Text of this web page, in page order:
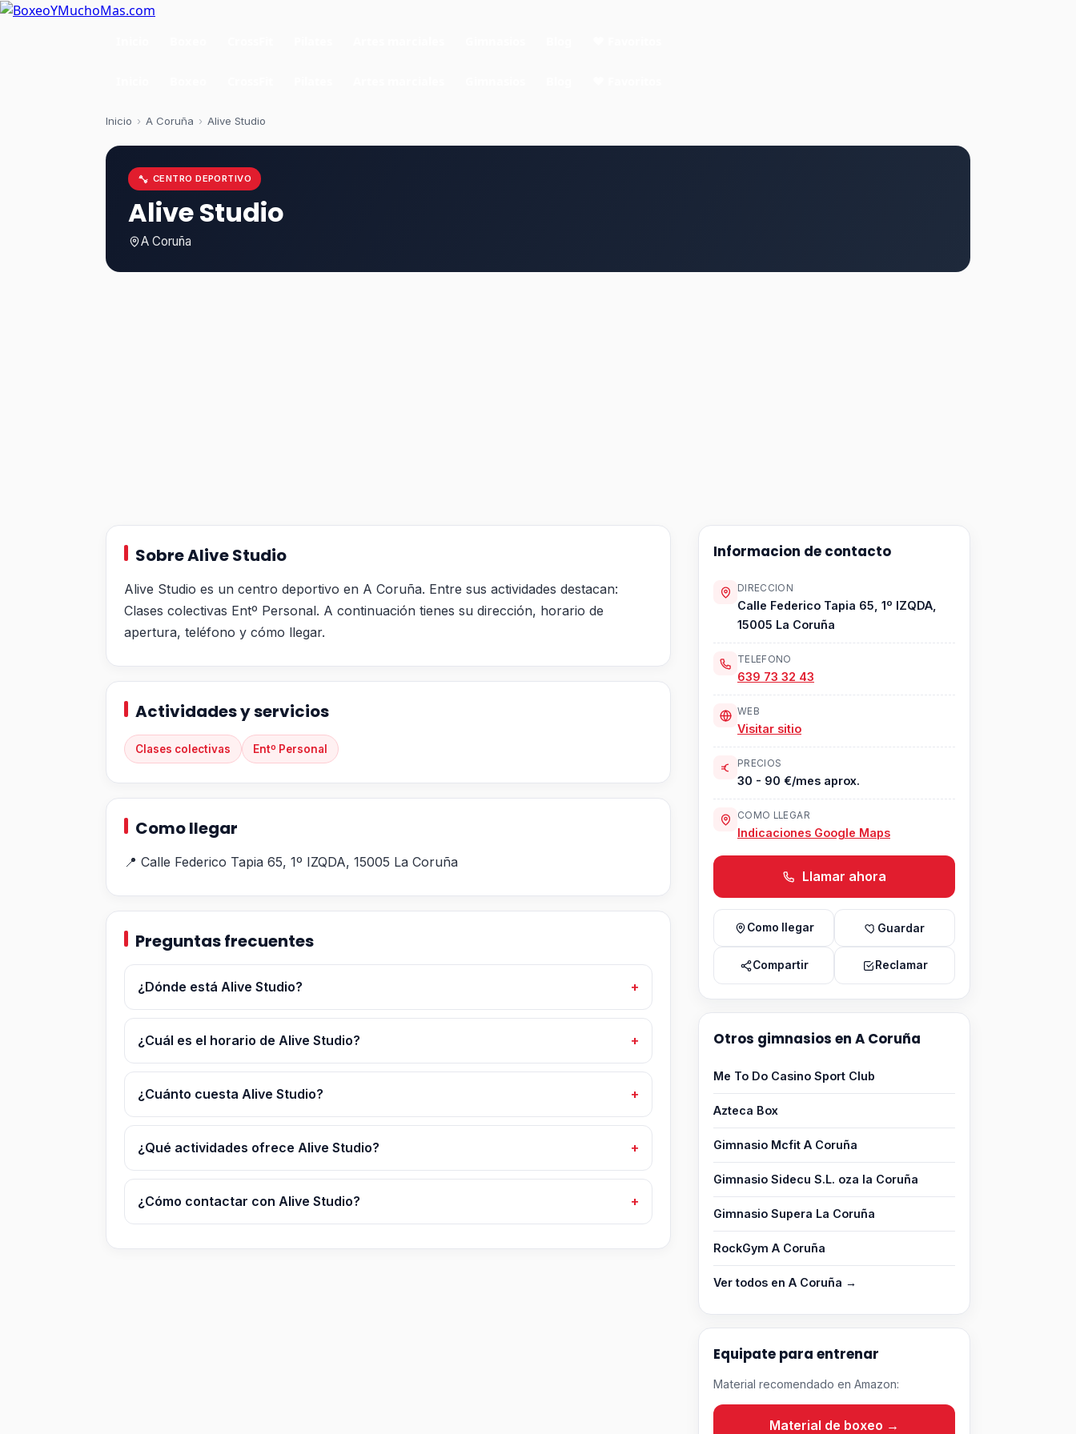
Inicio › A Coruña › Alive Studio
CENTRO DEPORTIVO
Alive Studio
A Coruña
Sobre Alive Studio
Alive Studio es un centro deportivo en A Coruña. Entre sus actividades destacan:
Clases colectivas Entº Personal. A continuación tienes su dirección, horario de
apertura, teléfono y cómo llegar.
Actividades y servicios
Clases colectivas Entº Personal
Como llegar
📍 Calle Federico Tapia 65, 1º IZQDA, 15005 La Coruña
Preguntas frecuentes
¿Dónde está Alive Studio?
¿Cuál es el horario de Alive Studio?
¿Cuánto cuesta Alive Studio?
¿Qué actividades ofrece Alive Studio?
¿Cómo contactar con Alive Studio?
Informacion de contacto
DIRECCION
Calle Federico Tapia 65, 1º IZQDA,
15005 La Coruña
TELEFONO
639 73 32 43
WEB
Visitar sitio
PRECIOS
30 - 90 €/mes aprox.
COMO LLEGAR
Indicaciones Google Maps
Llamar ahora
Como llegar Guardar
Compartir Reclamar
Otros gimnasios en A Coruña
Me To Do Casino Sport Club
Azteca Box
Gimnasio Mcfit A Coruña
Gimnasio Sidecu S.L. oza la Coruña
Gimnasio Supera La Coruña
RockGym A Coruña
Ver todos en A Coruña →
Equipate para entrenar
Material recomendado en Amazon:
Material de boxeo →